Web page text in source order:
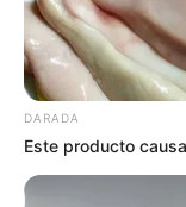
DARADA
Este producto